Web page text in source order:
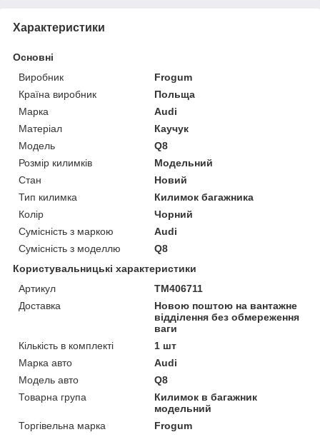
Характеристики
Основні
Виробник
Frogum
Країна виробник
Польща
Марка
Audi
Матеріал
Каучук
Модель
Q8
Розмір килимків
Модельний
Стан
Новий
Тип килимка
Килимок багажника
Колір
Чорний
Сумісність з маркою
Audi
Сумісність з моделлю
Q8
Користувальницькі характеристики
Артикул
TM406711
Доставка
Новою поштою на вантажне
відділення без обмереження
ваги
Кількість в комплекті
1 шт
Марка авто
Audi
Модель авто
Q8
Товарна група
Килимок в багажник
модельний
Торгівельна марка
Frogum